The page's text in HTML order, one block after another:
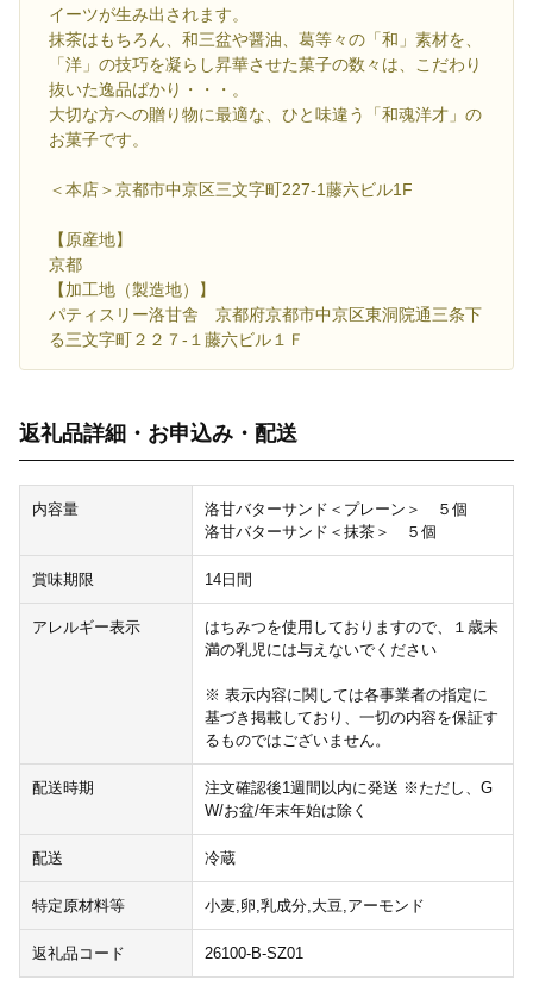
イーツが生み出されます。
抹茶はもちろん、和三盆や醤油、葛等々の「和」素材を、
「洋」の技巧を凝らし昇華させた菓子の数々は、こだわり
抜いた逸品ばかり・・・。
大切な方への贈り物に最適な、ひと味違う「和魂洋才」の
お菓子です。
＜本店＞京都市中京区三文字町227-1藤六ビル1F
【原産地】
京都
【加工地（製造地）】
パティスリー洛甘舎 京都府京都市中京区東洞院通三条下
る三文字町２２７-１藤六ビル１Ｆ
返礼品詳細・お申込み・配送
内容量
洛甘バターサンド＜プレーン＞ ５個
洛甘バターサンド＜抹茶＞ ５個
賞味期限 14日間
アレルギー表示
はちみつを使用しておりますので、１歳未
満の乳児には与えないでください
※ 表示内容に関しては各事業者の指定に
基づき掲載しており、一切の内容を保証す
るものではございません。
配送時期
注文確認後1週間以内に発送 ※ただし、G
W/お盆/年末年始は除く
配送 冷蔵
特定原材料等 小麦,卵,乳成分,大豆,アーモンド
返礼品コード 26100-B-SZ01